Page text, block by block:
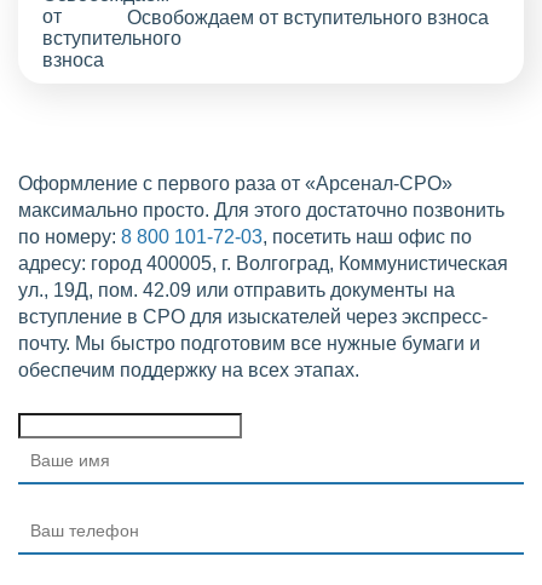
Освобождаем от вступительного взноса
Оформление с первого раза от «Арсенал-СРО»
максимально просто. Для этого достаточно позвонить
по номеру: 8 800 101-72-03, посетить наш офис по
адресу: город 400005, г. Волгоград, Коммунистическая
ул., 19Д, пом. 42.09 или отправить документы на
вступление в СРО для изыскателей через экспресс-
почту. Мы быстро подготовим все нужные бумаги и
обеспечим поддержку на всех этапах.